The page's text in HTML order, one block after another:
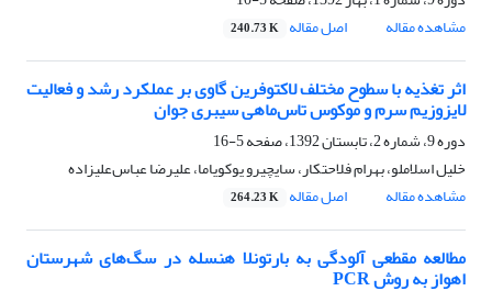
مشاهده مقاله
اصل مقاله 240.73 K
اثر تغذیه با سطوح مختلف لاکتوفرین گاوی بر عملکرد رشد و فعالیت
لایزوزیم سرم و موکوس تاس‌ماهی سیبری جوان
دوره 9، شماره 2، تابستان 1392، صفحه
5-16
خلیل اسلاملو، بهرام فلاحتکار، سایچیرو یوکویاما، علیرضا عباس‌علیزاده
مشاهده مقاله
اصل مقاله 264.23 K
مطالعه مقطعی آلودگی به بارتونلا هنسله در سگ‌های شهرستان
اهواز به روش PCR